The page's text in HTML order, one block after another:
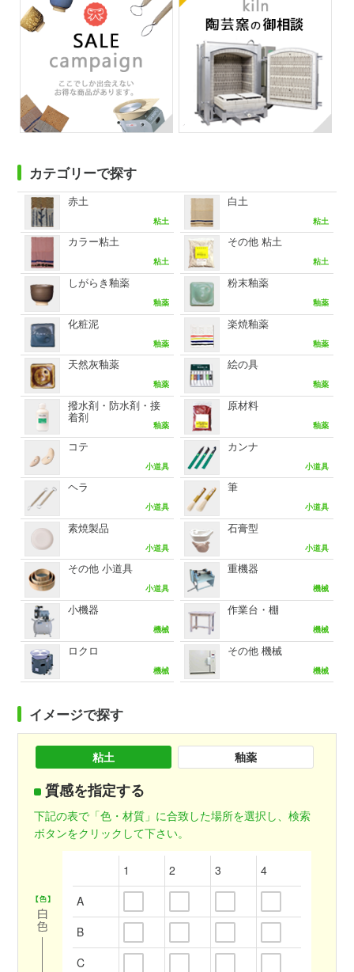
カテゴリーで探す
赤土
粘土
白土
粘土
カラー粘土
粘土
その他 粘土
粘土
しがらき釉薬
釉薬
粉末釉薬
釉薬
化粧泥
釉薬
楽焼釉薬
釉薬
天然灰釉薬
釉薬
絵の具
釉薬
撥水剤・防水剤・接
着剤
釉薬
原材料
釉薬
コテ
小道具
カンナ
小道具
ヘラ
小道具
筆
小道具
素焼製品
小道具
石膏型
小道具
その他 小道具
小道具
重機器
機械
小機器
機械
作業台・棚
機械
ロクロ
機械
その他 機械
機械
イメージで探す
粘土 釉薬
質感を指定する
下記の表で「色・材質」に合致した場所を選択し、検索
ボタンをクリックして下さい。
1 2 3
4
A
B
C